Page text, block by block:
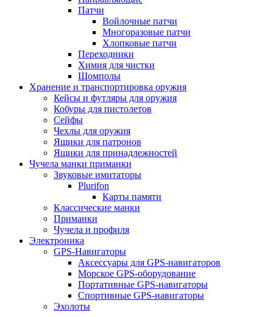
Патчи
Войлочные патчи
Многоразовые патчи
Хлопковые патчи
Переходники
Химия для чистки
Шомполы
Хранение и транспортировка оружия
Кейсы и футляры для оружия
Кобуры для пистолетов
Сейфы
Чехлы для оружия
Ящики для патронов
Ящики для принадлежностей
Чучела манки приманки
Звуковые имитаторы
Plurifon
Карты памяти
Классические манки
Приманки
Чучела и профиля
Электроника
GPS-Навигаторы
Аксессуары для GPS-навигаторов
Морское GPS-оборудование
Портативные GPS-навигаторы
Спортивные GPS-навигаторы
Эхолоты